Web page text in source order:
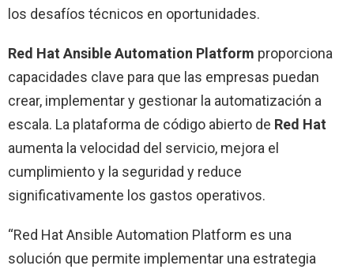
los desafíos técnicos en oportunidades.
Red Hat Ansible Automation Platform proporciona
capacidades clave para que las empresas puedan
crear, implementar y gestionar la automatización a
escala. La plataforma de código abierto de Red Hat
aumenta la velocidad del servicio, mejora el
cumplimiento y la seguridad y reduce
significativamente los gastos operativos.
“Red Hat Ansible Automation Platform es una
solución que permite implementar una estrategia